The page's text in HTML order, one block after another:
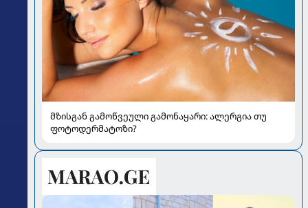
მზისგან გამოწვეული გამონაყარი: ალერგია თუ
ფოტოდერმატოზი?